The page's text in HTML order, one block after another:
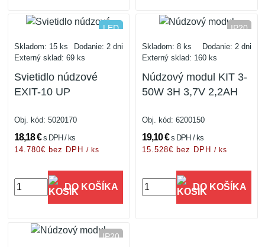
LED
IP20
Skladom: 15 ks
Dodanie: 2 dni
Externý sklad: 69 ks
Svietidlo núdzové
EXIT-10 UP
Obj. kód: 5020170
18,18 €s DPH / ks
14.780€ bez DPH / ks
DO KOŠÍKA
IP20
Skladom: 8 ks
Dodanie: 2 dni
Externý sklad: 160 ks
Núdzový modul KIT 3-
50W 3H 3,7V 2,2AH
Obj. kód: 6200150
19,10 €s DPH / ks
15.528€ bez DPH / ks
DO KOŠÍKA
IP20